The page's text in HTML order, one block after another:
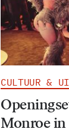
CULTUUR &
Monroe